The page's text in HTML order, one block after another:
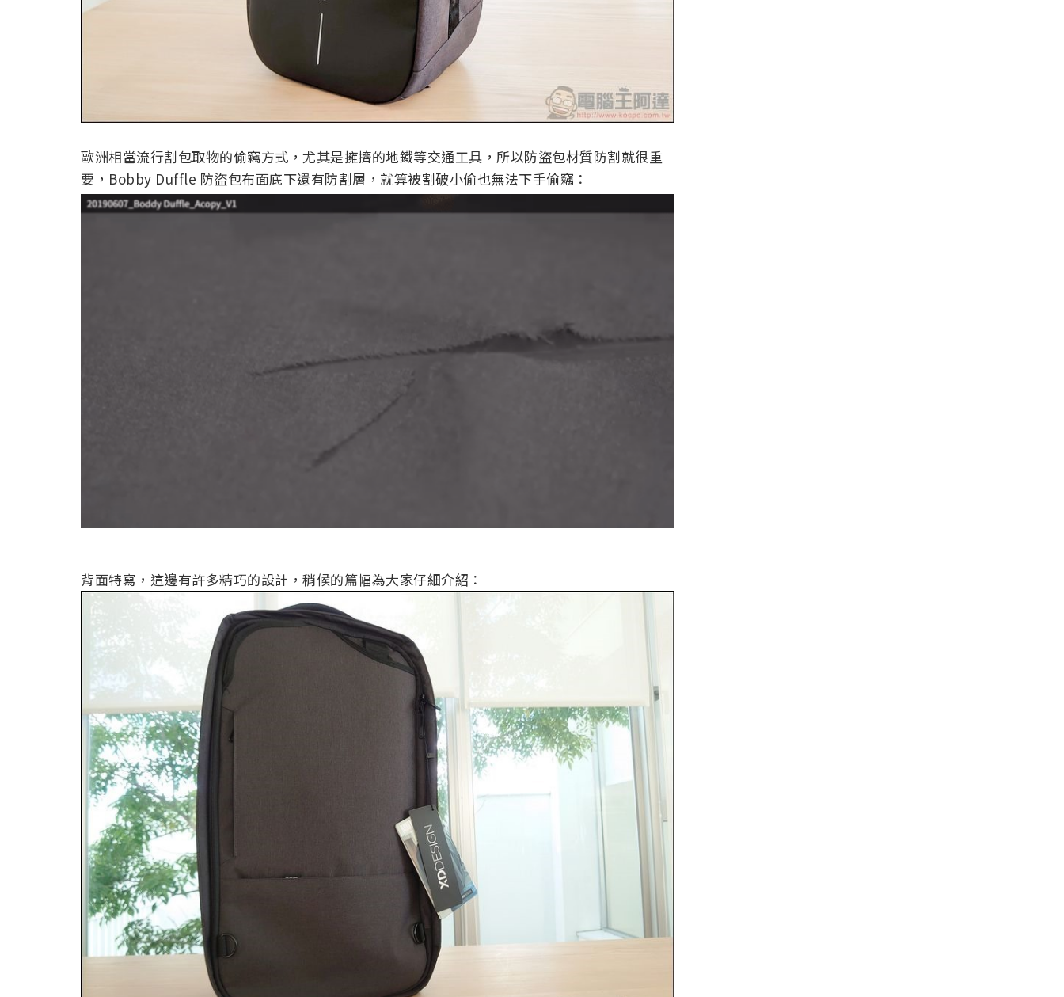
歐洲相當流行割包取物的偷竊方式，尤其是擁擠的地鐵等交通工具，所以防盜包材質防割就很重
要，Bobby Duffle 防盜包布面底下還有防割層，就算被割破小偷也無法下手偷竊：
背面特寫，這邊有許多精巧的設計，稍候的篇幅為大家仔細介紹：